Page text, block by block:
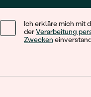
Ich erkläre mich mit
derVerarbeitung
Zwecken